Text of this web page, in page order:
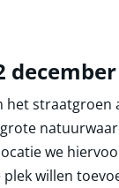
december
straatgroen
we
willen